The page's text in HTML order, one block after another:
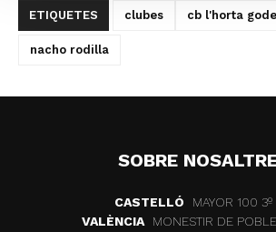
ETIQUETES clubes cb l'horta
nacho rodilla
SOBRE
CASTELLÓ
MAYOR 100 3º
VALÈNCIA
MONESTIR DE